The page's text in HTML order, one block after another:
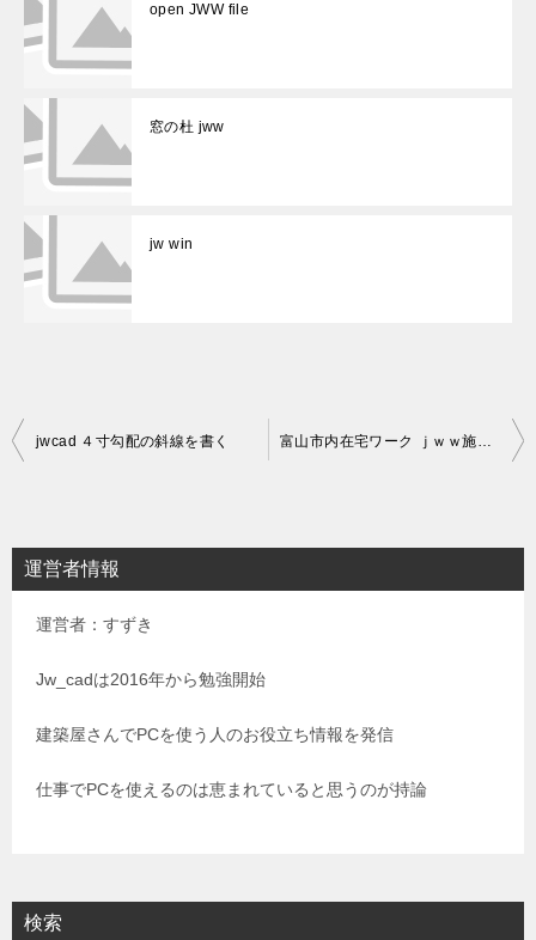
open JWW file
窓の杜 jww
jw win
投
ビ
ゲ
jwcad ４寸勾配の斜線を書く 富山市内在宅ワーク ｊｗｗ施工図
運営者情報
運営者：すずき
Jw_cadは2016年から勉強開始
建築屋さんでPCを使う人のお役立ち情報を発信
仕事でPCを使えるのは恵まれていると思うのが持論
検索